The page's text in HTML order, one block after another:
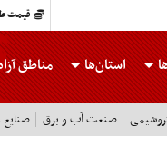
قیمت
استان‌ها مناطق
صنعت آب و برق